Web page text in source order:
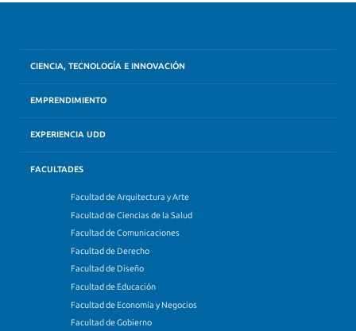
CIENCIA, TECNOLOGÍA E INNOVACIÓN
EMPRENDIMIENTO
EXPERIENCIA UDD
FACULTADES
Facultad de Arquitectura y Arte
Facultad de Ciencias de la Salud
Facultad de Comunicaciones
Facultad de Derecho
Facultad de Diseño
Facultad de Educación
Facultad de Economía y Negocios
Facultad de Gobierno